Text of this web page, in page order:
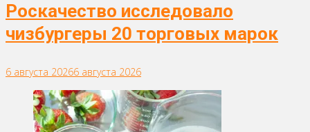
Роскачество исследовало
чизбургеры 20 торговых марок
6 августа 20266 августа 2026